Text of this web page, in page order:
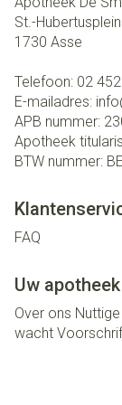
St.-
1730 Asse
Telefoon: 02
E-mailadres:
APB nummer:
Apotheek
BTW nummer:
FAQ
Uw apotheek
Over ons
wacht